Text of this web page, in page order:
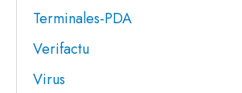
Terminales-PDA
Verifactu
Virus